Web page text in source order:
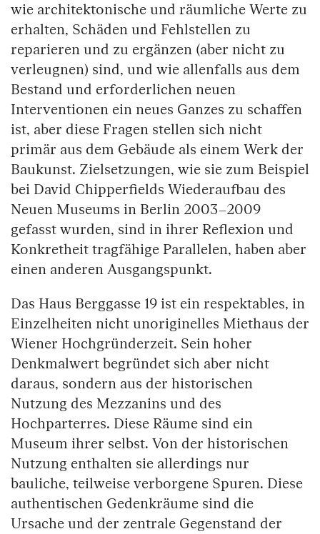
wie architektonische und räumliche Werte zu
erhalten, Schäden und Fehlstellen zu
reparieren und zu ergänzen (aber nicht zu
verleugnen) sind, und wie allenfalls aus dem
Bestand und erforderlichen neuen
Interventionen ein neues Ganzes zu schaffen
ist, aber diese Fragen stellen sich nicht
primär aus dem Gebäude als einem Werk der
Baukunst. Zielsetzungen, wie sie zum Beispiel
bei David Chipperfields Wiederaufbau des
Neuen Museums in Berlin 2003–2009
gefasst wurden, sind in ihrer Reflexion und
Konkretheit tragfähige Parallelen, haben aber
einen anderen Ausgangspunkt.
Das Haus Berggasse 19 ist ein respektables, in
Einzelheiten nicht unoriginelles Miethaus der
Wiener Hochgründerzeit. Sein hoher
Denkmalwert begründet sich aber nicht
daraus, sondern aus der historischen
Nutzung des Mezzanins und des
Hochparterres. Diese Räume sind ein
Museum ihrer selbst. Von der historischen
Nutzung enthalten sie allerdings nur
bauliche, teilweise verborgene Spuren. Diese
authentischen Gedenkräume sind die
Ursache und der zentrale Gegenstand der